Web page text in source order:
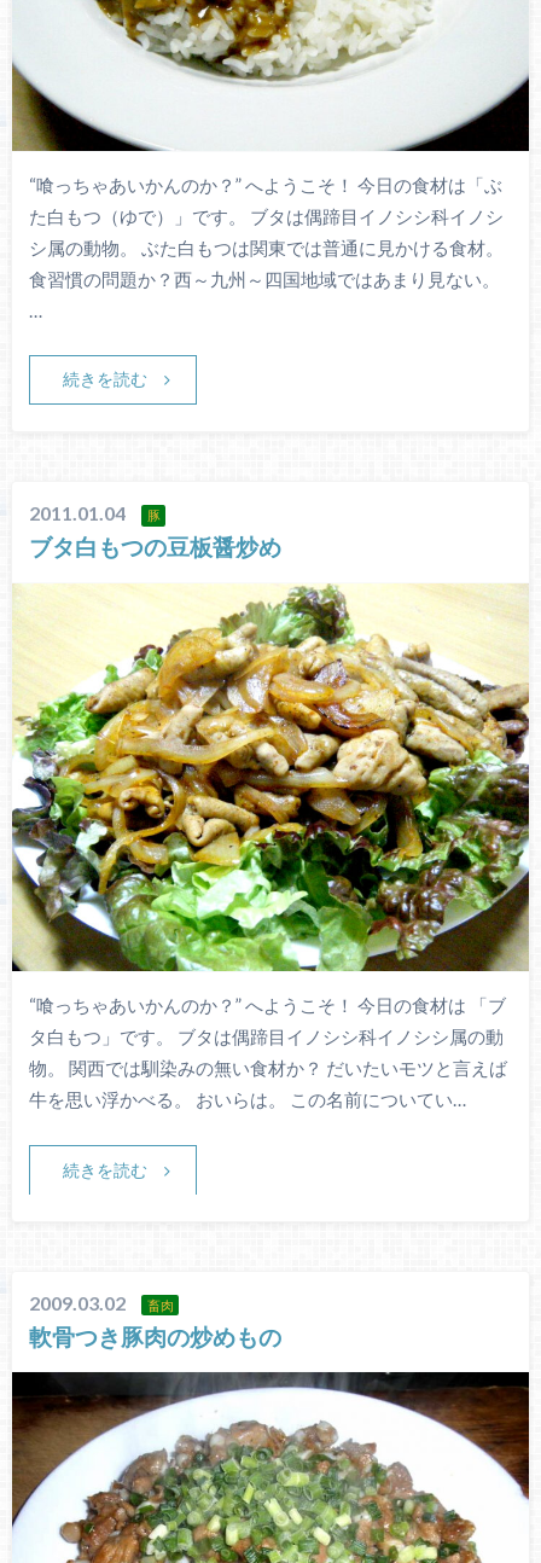
“喰っちゃあいかんのか？” へようこそ！ 今日の食材は「ぶ
た白もつ（ゆで）」です。 ブタは偶蹄目イノシシ科イノシ
シ属の動物。 ぶた白もつは関東では普通に見かける食材。
食習慣の問題か？西～九州～四国地域ではあまり見ない。
…
続きを読む
2011.01.04 豚
ブタ白もつの豆板醤炒め
“喰っちゃあいかんのか？” へようこそ！ 今日の食材は 「ブ
タ白もつ」です。 ブタは偶蹄目イノシシ科イノシシ属の動
物。 関西では馴染みの無い食材か？ だいたいモツと言えば
牛を思い浮かべる。 おいらは。 この名前についてい…
続きを読む
2009.03.02 畜肉
軟骨つき豚肉の炒めもの